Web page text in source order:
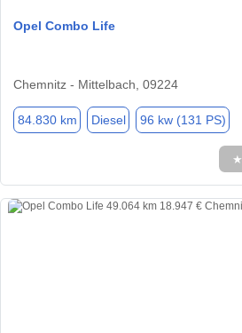
Opel Combo Life
Chemnitz - Mittelbach, 09224
84.830 km Diesel 96 kw (131 PS)
★